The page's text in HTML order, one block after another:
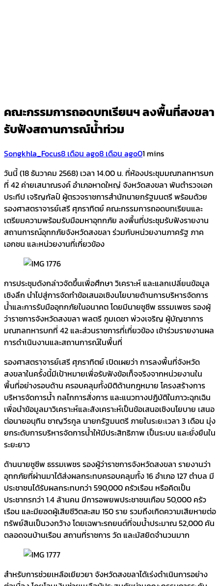
คณะกรรมการถอดบทเรียนฯ ลงพื้นที่สงขลา
รับฟังสถานการณ์น้ำท่วม
Songkhla_Focus8 เดือน ago8 เดือน ago01 mins
วันนี้ (18 ธันวาคม 2568) เวลา 14.00 น. ที่ห้องประชุมมณฑลทหารบก
ที่ 42 ค่ายเสนาณรงค์ อำเภอหาดใหญ่ จังหวัดสงขลา พันตำรวจเอก
ประทีป เจริญกัลป์ ผู้ตรวจราชการสำนักนายกรัฐมนตรี พร้อมด้วย
รองศาสตราจารย์เสรี ศุภราทิตย์ คณะกรรมการถอดบทเรียนและ
เตรียมความพร้อมรับมือมหาอุทกภัย ลงพื้นที่ประชุมรับฟังรายงาน
สถานการณ์อุทกภัยจังหวัดสงขลา ร่วมกับหน่วยงานภาครัฐ ภาค
เอกชน และหน่วยงานที่เกี่ยวข้อง
การประชุมดังกล่าวจัดขึ้นเพื่อศึกษา วิเคราะห์ และแลกเปลี่ยนข้อมูล
เชิงลึก นำไปสู่การจัดทำข้อเสนอเชิงนโยบายด้านการบริหารจัดการ
น้ำและการรับมืออุทกภัยในอนาคต โดยมีนายชูชีพ ธรรมเพชร รองผู้
ว่าราชการจังหวัดสงขลา พลตรี ภูมเดชา พ่วงเจริญ ผู้บัญชาการ
มณฑลทหารบกที่ 42 และส่วนราชการที่เกี่ยวข้อง เข้าร่วมรายงานผล
การดำเนินงานและสถานการณ์ในพื้นที่
รองศาสตราจารย์เสรี ศุภราทิตย์ เปิดเผยว่า การลงพื้นที่จังหวัด
สงขลาในครั้งนี้มีเป้าหมายเพื่อรับฟังข้อเท็จจริงจากหน่วยงานใน
พื้นที่อย่างรอบด้าน ครอบคลุมทั้งมิติด้านกฎหมาย โครงสร้างการ
บริหารจัดการน้ำ กลไกการสั่งการ และแนวทางปฏิบัติในภาวะฉุกเฉิน
เพื่อนำข้อมูลมาวิเคราะห์และสังเคราะห์เป็นข้อเสนอเชิงนโยบาย เสนอ
ต่อนายอนุทิน ชาญวีรกูล นายกรัฐมนตรี ภายในระยะเวลา 3 เดือน มุ่ง
ยกระดับการบริหารจัดการน้ำให้มีประสิทธิภาพ เป็นระบบ และยั่งยืนใน
ระยะยาว
ด้านนายชูชีพ ธรรมเพชร รองผู้ว่าราชการจังหวัดสงขลา รายงานว่า
อุทกภัยที่ผ่านมาได้ส่งผลกระทบครอบคลุมทั้ง 16 อำเภอ 127 ตำบล มี
ประชาชนได้รับผลกระทบกว่า 590,000 ครัวเรือน หรือคิดเป็น
ประชากรกว่า 1.4 ล้านคน มีการอพยพประชาชนเกือบ 50,000 ครัว
เรือน และมียอดผู้เสียชีวิตสะสม 150 ราย รวมถึงเกิดความเสียหายต่อ
ทรัพย์สินเป็นวงกว้าง โดยเฉพาะรถยนต์ที่จมน้ำประมาณ 52,000 คัน
ตลอดจนบ้านเรือน สถานที่ราชการ วัด และมัสยิดจำนวนมาก
สำหรับการช่วยเหลือเยียวยา จังหวัดสงขลาได้เร่งดำเนินการอย่าง